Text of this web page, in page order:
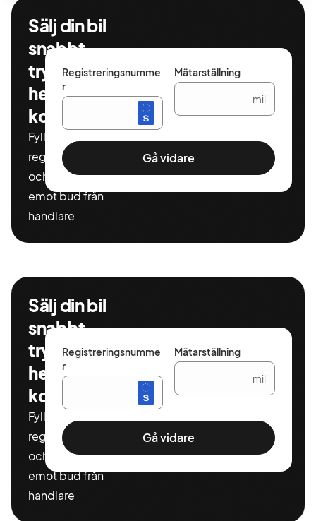
Sälj din bil
snabbt,
tryggt och
helt
kostnadsfritt
Fyll i ditt
registeringnummer
och miltal för att ta
emot bud från
handlare
Registreringsnumme
r
Mätarställning
mil
Gå vidare
Sälj din bil
snabbt,
tryggt och
helt
kostnadsfritt
Fyll i ditt
registeringnummer
och miltal för att ta
emot bud från
handlare
Registreringsnumme
r
Mätarställning
mil
Gå vidare